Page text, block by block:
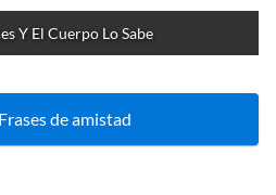
Y El Cuerpo Lo Sabe
de amistad